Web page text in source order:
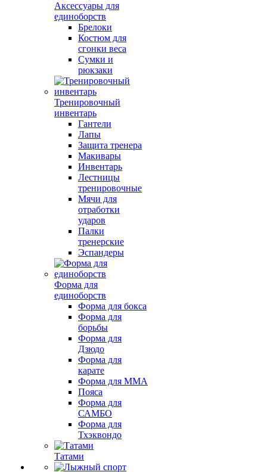
Аксессуары для
единоборств
Брелоки
Костюм для
сгонки веса
Сумки и
рюкзаки
Тренировочный
инвентарь
Гантели
Лапы
Защита тренера
Макивары
Инвентарь
Лестницы
тренировочные
Мячи для
отработки
ударов
Палки
тренерские
Эспандеры
Форма для
единоборств
Форма для бокса
Форма для
борьбы
Форма для
Дзюдо
Форма для
карате
Форма для MMA
Пояса
Форма для
САМБО
Форма для
Тхэквондо
Татами